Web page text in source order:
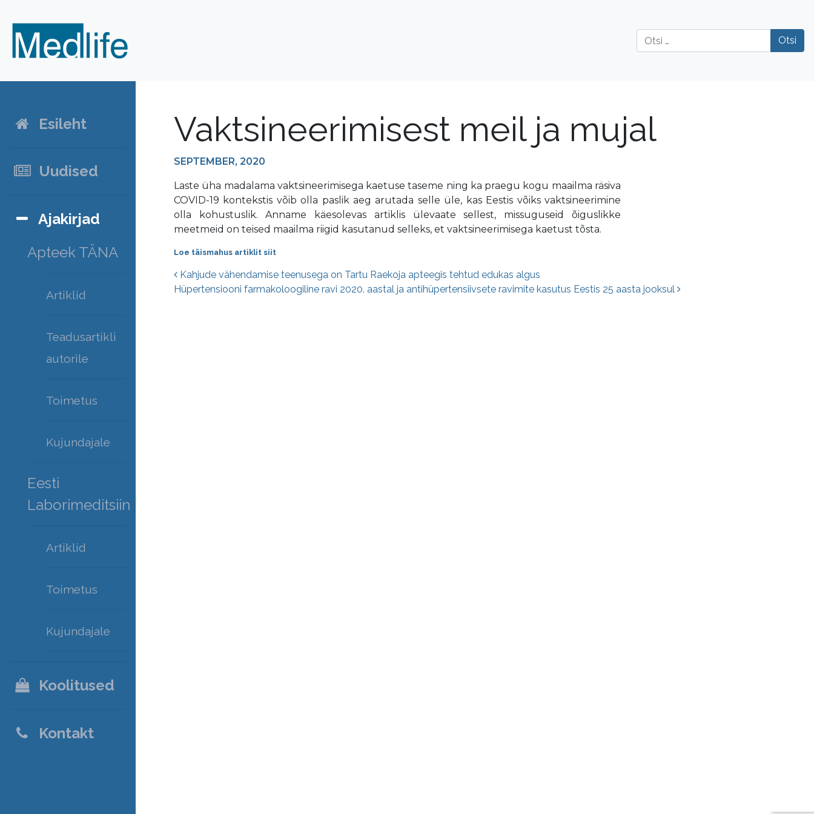
Otsi
Esileht
Uudised
Ajakirjad
Apteek TÄNA
Artiklid
Teadusartikli
autorile
Toimetus
Kujundajale
Eesti
Laborimeditsiin
Artiklid
Toimetus
Kujundajale
Koolitused
Kontakt
Vaktsineerimisest meil ja mujal
SEPTEMBER, 2020
Laste üha madalama vaktsineerimisega kaetuse taseme ning ka praegu kogu maailma räsiva
COVID-19 kontekstis võib olla paslik aeg arutada selle üle, kas Eestis võiks vaktsineerimine
olla kohustuslik. Anname käesolevas artiklis ülevaate sellest, missuguseid õiguslikke
meetmeid on teised maailma riigid kasutanud selleks, et vaktsineerimisega kaetust tõsta.
Loe täismahus artiklit siit
Postituste navigatsioon
Kahjude vähendamise teenusega on Tartu Raekoja apteegis tehtud edukas algus
Hüpertensiooni farmakoloogiline ravi 2020. aastal ja antihüpertensiivsete ravimite kasutus Eestis 25 aasta jooksul